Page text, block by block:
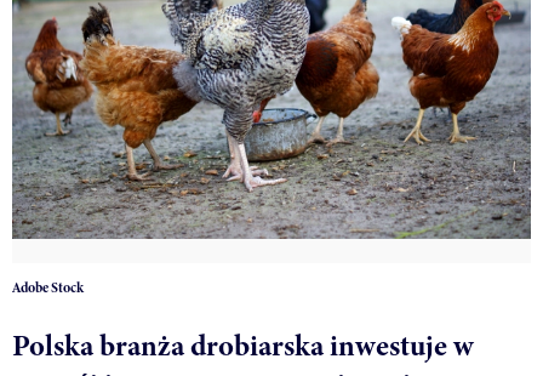
Adobe Stock
Polska branża drobiarska inwestuje w